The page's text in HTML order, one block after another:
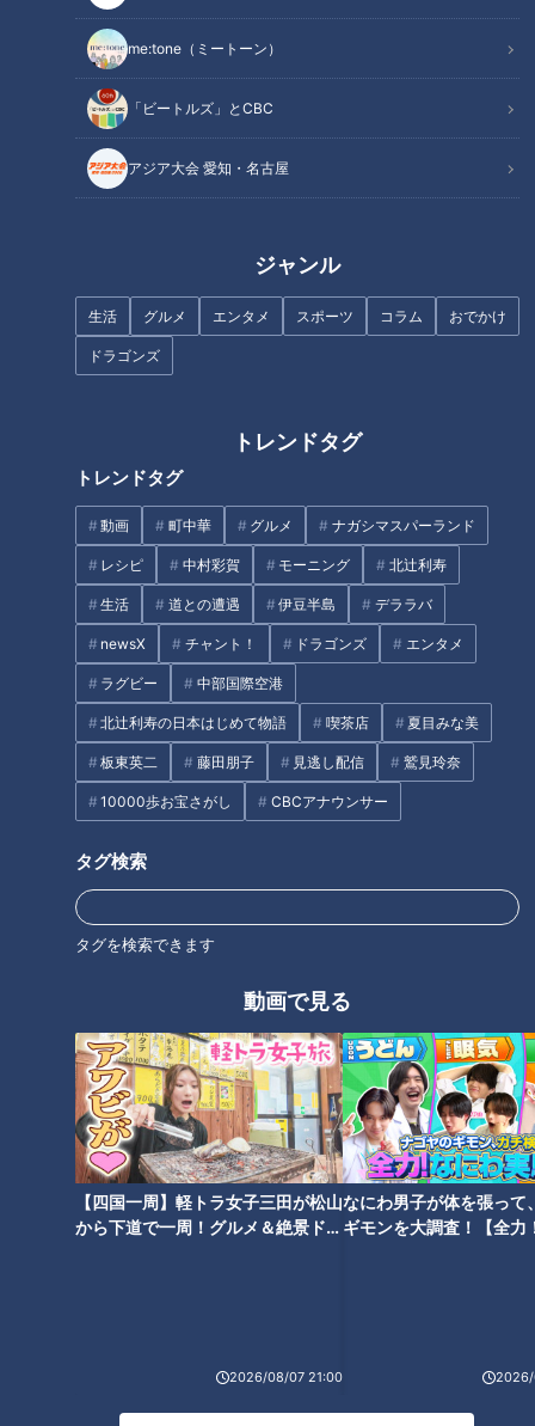
me:tone（ミートーン）
「ビートルズ」とCBC
アジア大会 愛知・名古屋
ジャンル
生活 グルメ エンタメ スポーツ コラム おでかけ
ドラゴンズ
トレンドタグ
トレンドタグ
動画 町中華 グルメ ナガシマスパーランド
レシピ 中村彩賀 モーニング 北辻利寿
生活 道との遭遇 伊豆半島 デララバ
newsX チャント！ ドラゴンズ エンタメ
ラグビー 中部国際空港
北辻利寿の日本はじめて物語 喫茶店 夏目みな美
板東英二 藤田朋子 見逃し配信 鷲見玲奈
10000歩お宝さがし CBCアナウンサー
タグ検索
タグを検索できます
動画で見る
【四国一周】軽トラ女子三田が松山
から下道で一周！グルメ＆絶景ドラ
2026/08/07 21:00
なにわ男子が体を張って
ギモンを大調査！【全力
2026/
水×炎×わらじ！？参加者激減の
中でも頑張る若衆の思い「上野
間 裸まいり」【チャント！】
全裸の若者を身代わりにして厄
払い！？死ぬほど過酷で参加者
激減の「上野間裸まいり」に挑
ＣＢＣ松本道弥アナ、国府宮は
だか祭に体当たり
足が浮くほどの押し合い！？ド
迫力の尾鷲の奇祭「ヤーヤ祭
り」【チャント！】
背中に槍がグサリ？！奉納行事
が朝から夜まで盛りだくさんの
「熱田まつり」を大調査
タグ
チャント！ 寺坂頼我
「すごい痩せましたね！」…世
界一楽なスクワット！？ダイエ
ットのスペシャリストに学ぶ
「無理なくやせる方法」
or「朝食後」？歯科医師が推奨
する歯みがきのタイミングとは
防法もご紹介